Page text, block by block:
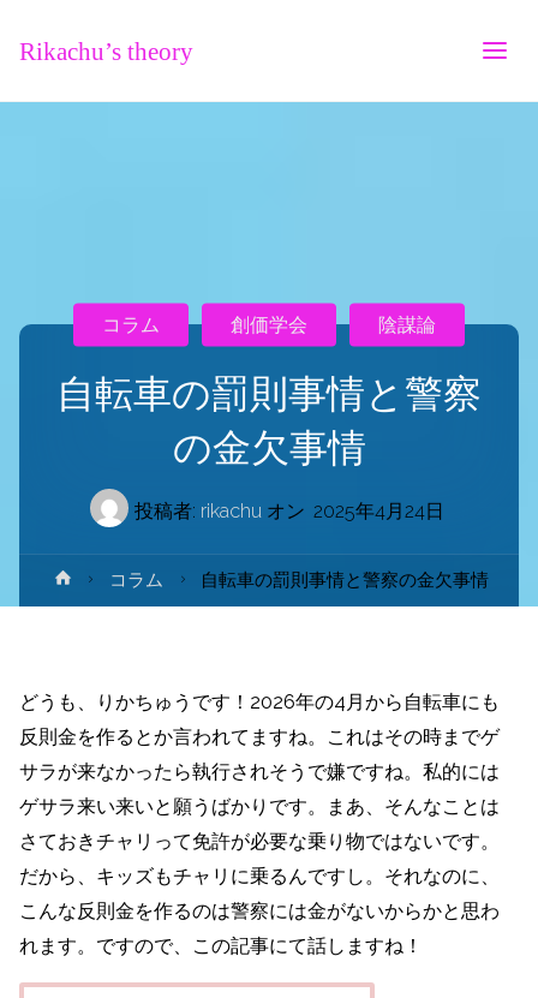
Rikachu’s theory
自転車の罰則事情と警察
の金欠事情
投稿者: rikachu オン 2025年4月24日
コラム 創価学会 陰謀論
ホ
ー
コラム 自転車の罰則事情と警察の金欠事情
どうも、りかちゅうです！2026年の4月から自転車にも
反則金を作るとか言われてますね。これはその時までゲ
サラが来なかったら執行されそうで嫌ですね。私的には
ゲサラ来い来いと願うばかりです。まあ、そんなことは
さておきチャリって免許が必要な乗り物ではないです。
だから、キッズもチャリに乗るんですし。それなのに、
こんな反則金を作るのは警察には金がないからかと思わ
れます。ですので、この記事にて話しますね！